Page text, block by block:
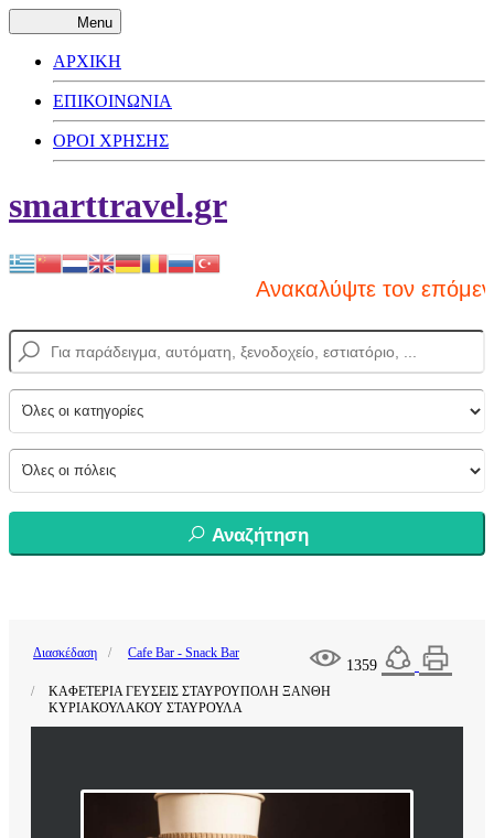
Menu
ΑΡΧΙΚΗ
ΕΠΙΚΟΙΝΩΝΙΑ
ΟΡΟΙ ΧΡΗΣΗΣ
smarttravel.gr
Ανακαλύψτε τον
Αναζήτηση
1359
Διασκέδαση Cafe Bar - Snack Bar
ΚΑΦΕΤΕΡΙΑ ΓΕΥΣΕΙΣ ΣΤΑΥΡΟΥΠΟΛΗ ΞΑΝΘΗ
ΚΥΡΙΑΚΟΥΛΑΚΟΥ ΣΤΑΥΡΟΥΛΑ